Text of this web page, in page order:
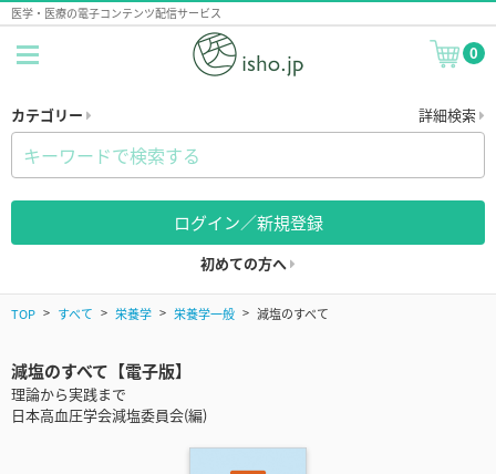
医学・医療の電子コンテンツ配信サービス
0
カテゴリー 詳細検索
ログイン／新規登録
初めての方へ
TOP すべて 栄養学 栄養学一般 減塩のすべて
減塩のすべて【電子版】
理論から実践まで
日本高血圧学会減塩委員会(編)